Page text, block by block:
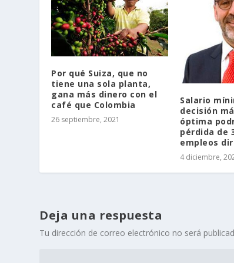
Por qué Suiza, que no
tiene una sola planta,
gana más dinero con el
café que Colombia
26 septiembre, 2021
Salario
decisión
óptima
pérdida de
empleos
4 diciembre,
Deja una respuesta
Tu dirección de correo electrónico no será